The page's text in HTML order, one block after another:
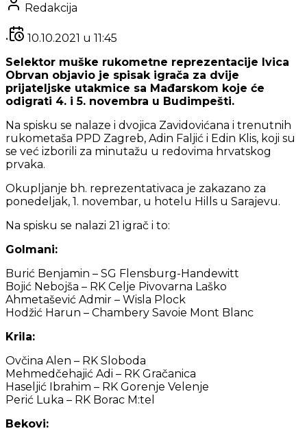
Redakcija
• 10.10.2021 u 11:45
Selektor muške rukometne reprezentacije Ivica
Obrvan objavio je spisak igrača za dvije
prijateljske utakmice sa Mađarskom koje će
odigrati 4. i 5. novembra u Budimpešti.
Na spisku se nalaze i dvojica Zavidovićana i trenutnih
rukometaša PPD Zagreb, Adin Faljić i Edin Klis, koji su
se već izborili za minutažu u redovima hrvatskog
prvaka.
Okupljanje bh. reprezentativaca je zakazano za
ponedeljak, 1. novembar, u hotelu Hills u Sarajevu.
Na spisku se nalazi 21 igrač i to:
Golmani:
Burić Benjamin – SG Flensburg-Handewitt
Bojić Nebojša – RK Celje Pivovarna Laško
Ahmetašević Admir – Wisla Plock
Hodžić Harun – Chambery Savoie Mont Blanc
Krila:
Ovčina Alen – RK Sloboda
Mehmedčehajić Adi – RK Gračanica
Haseljić Ibrahim – RK Gorenje Velenje
Perić Luka – RK Borac M:tel
Bekovi: